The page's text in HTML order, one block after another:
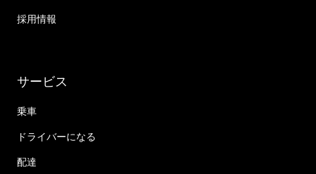
採用情報
サービス
乗車
ドライバーになる
配達